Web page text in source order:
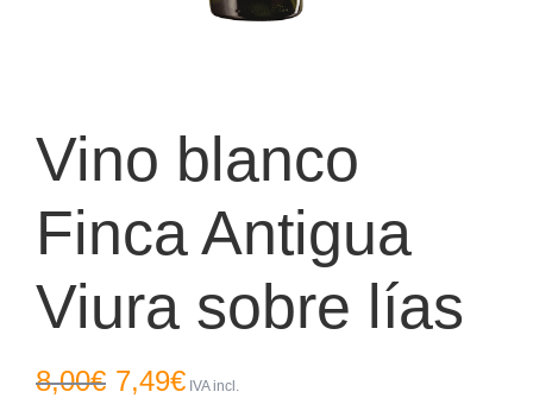
Vino blanco
Finca Antigua
Viura sobre lías
8,00€
precio
7,49€precio
IVA incl.